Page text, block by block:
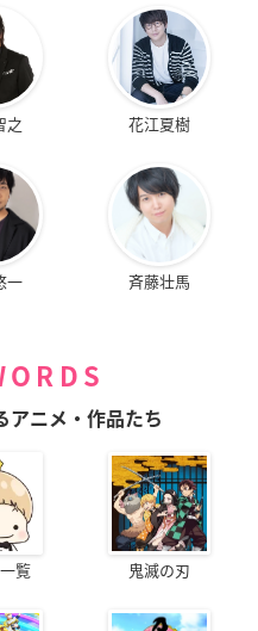
之 花江夏樹
一 斉藤壮馬
アニメ・作品たち
覧 鬼滅の刃